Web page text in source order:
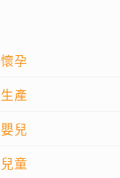
懷孕
生產
嬰兒
兒童